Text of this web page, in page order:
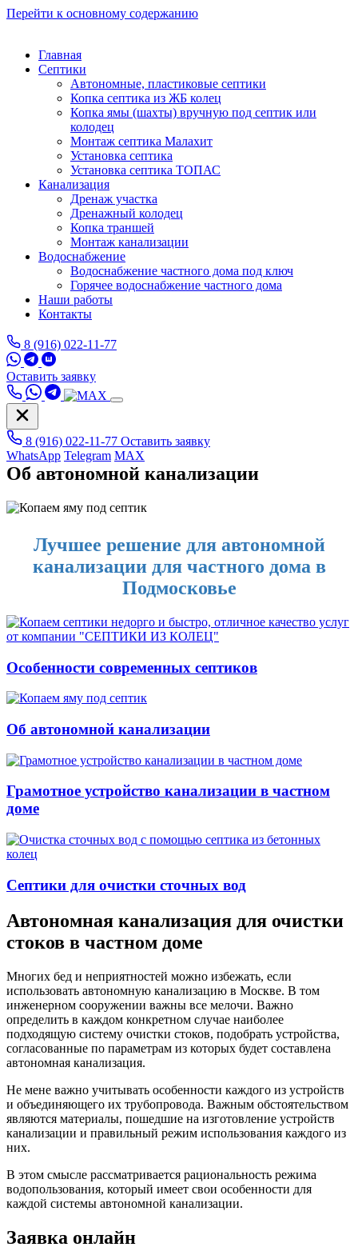
Перейти к основному содержанию
Главная
Септики
Автономные, пластиковые септики
Копка септика из ЖБ колец
Копка ямы (шахты) вручную под септик или
колодец
Монтаж септика Малахит
Установка септика
Установка септика ТОПАС
Канализация
Дренаж участка
Дренажный колодец
Копка траншей
Монтаж канализации
Водоснабжение
Водоснабжение частного дома под ключ
Горячее водоснабжение частного дома
Наши работы
Контакты
8 (916) 022-11-77
Оставить заявку
8 (916) 022-11-77 Оставить заявку
WhatsApp Telegram MAX
Об автономной канализации
Лучшее решение для автономной
канализации для частного дома в
Подмосковье
Особенности современных септиков
Об автономной канализации
Грамотное устройство канализации в частном
доме
Септики для очистки сточных вод
Автономная канализация для очистки
стоков в частном доме
Многих бед и неприятностей можно избежать, если
использовать автономную канализацию в Москве. В том
инженерном сооружении важны все мелочи. Важно
определить в каждом конкретном случае наиболее
подходящую систему очистки стоков, подобрать устройства,
согласованные по параметрам из которых будет составлена
автономная канализация.
Не мене важно учитывать особенности каждого из устройств
и объединяющего их трубопровода. Важным обстоятельством
являются материалы, пошедшие на изготовление устройств
канализации и правильный режим использования каждого из
них.
В этом смысле рассматривается рациональность режима
водопользования, который имеет свои особенности для
каждой системы автономной канализации.
Заявка онлайн